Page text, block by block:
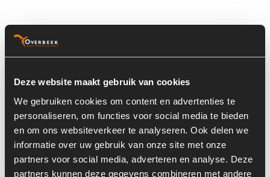
Deze website maakt gebruik van cookies
We gebruiken cookies om content en advertenties te
personaliseren, om functies voor social media te bieden
en om ons websiteverkeer te analyseren. Ook delen we
informatie over uw gebruik van onze site met onze
partners voor social media, adverteren en analyse. Deze
partners kunnen deze gegevens combineren met andere
Basisinformatie
Machine:
Hitachi
Onderdeel Merk:
Starter
Onderdeel Type:
12V 15T 2,5KW